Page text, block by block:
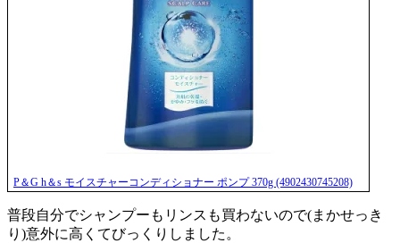
P＆G h＆s モイスチャーコンディショナー ポンプ 370g (4902430745208)
普段自分でシャンプーもリンスも買わないので(まかせっき
り)意外に高くてびっくりしました。